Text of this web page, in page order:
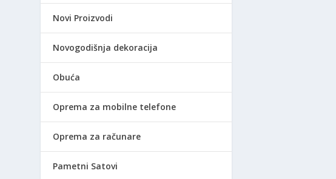
Novi Proizvodi
Novogodišnja dekoracija
Obuća
Oprema za mobilne telefone
Oprema za računare
Pametni Satovi